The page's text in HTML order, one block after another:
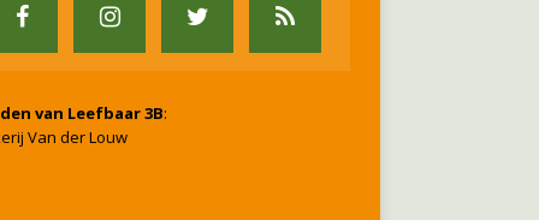
van Leefbaar 3B:
Van der Louw